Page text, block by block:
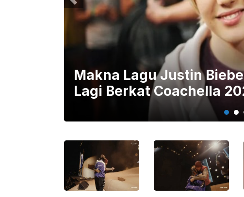
Makna Lagu Justin
Lagi Berkat Coachella